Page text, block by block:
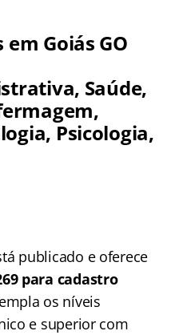
Goiás GO
Saúde,
Psicologia,
publicado e oferece
para cadastro
os níveis
e superior com